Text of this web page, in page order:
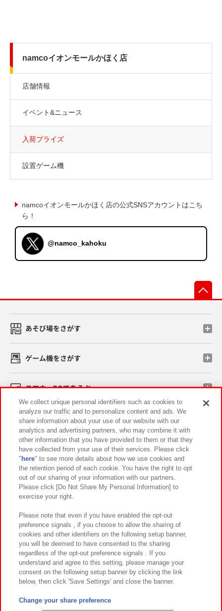
namcoイオンモールかほく店
店舗情報
イベント&ニュース
入荷プライズ
設置ゲーム機
namcoイオンモールかほく店の公式SNSアカウントはこち
ら！
@namco_kahoku
あそび場をさがす
ゲーム機をさがす
スマホ・PCであそぶ
イベント・キャンペーン
関連会社 サステナビリティ サイトポリシー
プライバシーポリシー ウェブアクセシビリティ方針と検証結果
お取引先さまとともに
カスタマーハラスメント対応方針 よくあるご質問・お問い合わせ
©Bandai Namco Amusement Inc.
©Bandai Namco Amusement Lab Inc.
We collect unique personal identifiers such as cookies to
analyze our traffic and to personalize content and ads. We
share information about your use of our website with our
analytics and advertising partners, who may combine it with
other information that you have provided to them or that they
have collected from your use of their services. Please click
" here" to see more details about how we use cookies and
the retention period of each cookie. You have the right to opt
out of our sharing of your information with our partners.
Please click [Do Not Share My Personal Information] to
exercise your right.
Please note that even if you have enabled the opt-out
preference signals , if you choose to allow the sharing of
cookies and other identifiers on the following setup banner,
you will be deemed to have consented to the sharing
regardless of the opt-out preference signals . If you
understand and agree to this setting, please manage your
consent on the following setup banner by clicking the link
below, then click 'Save Settings' and close the banner.
Change your share preference